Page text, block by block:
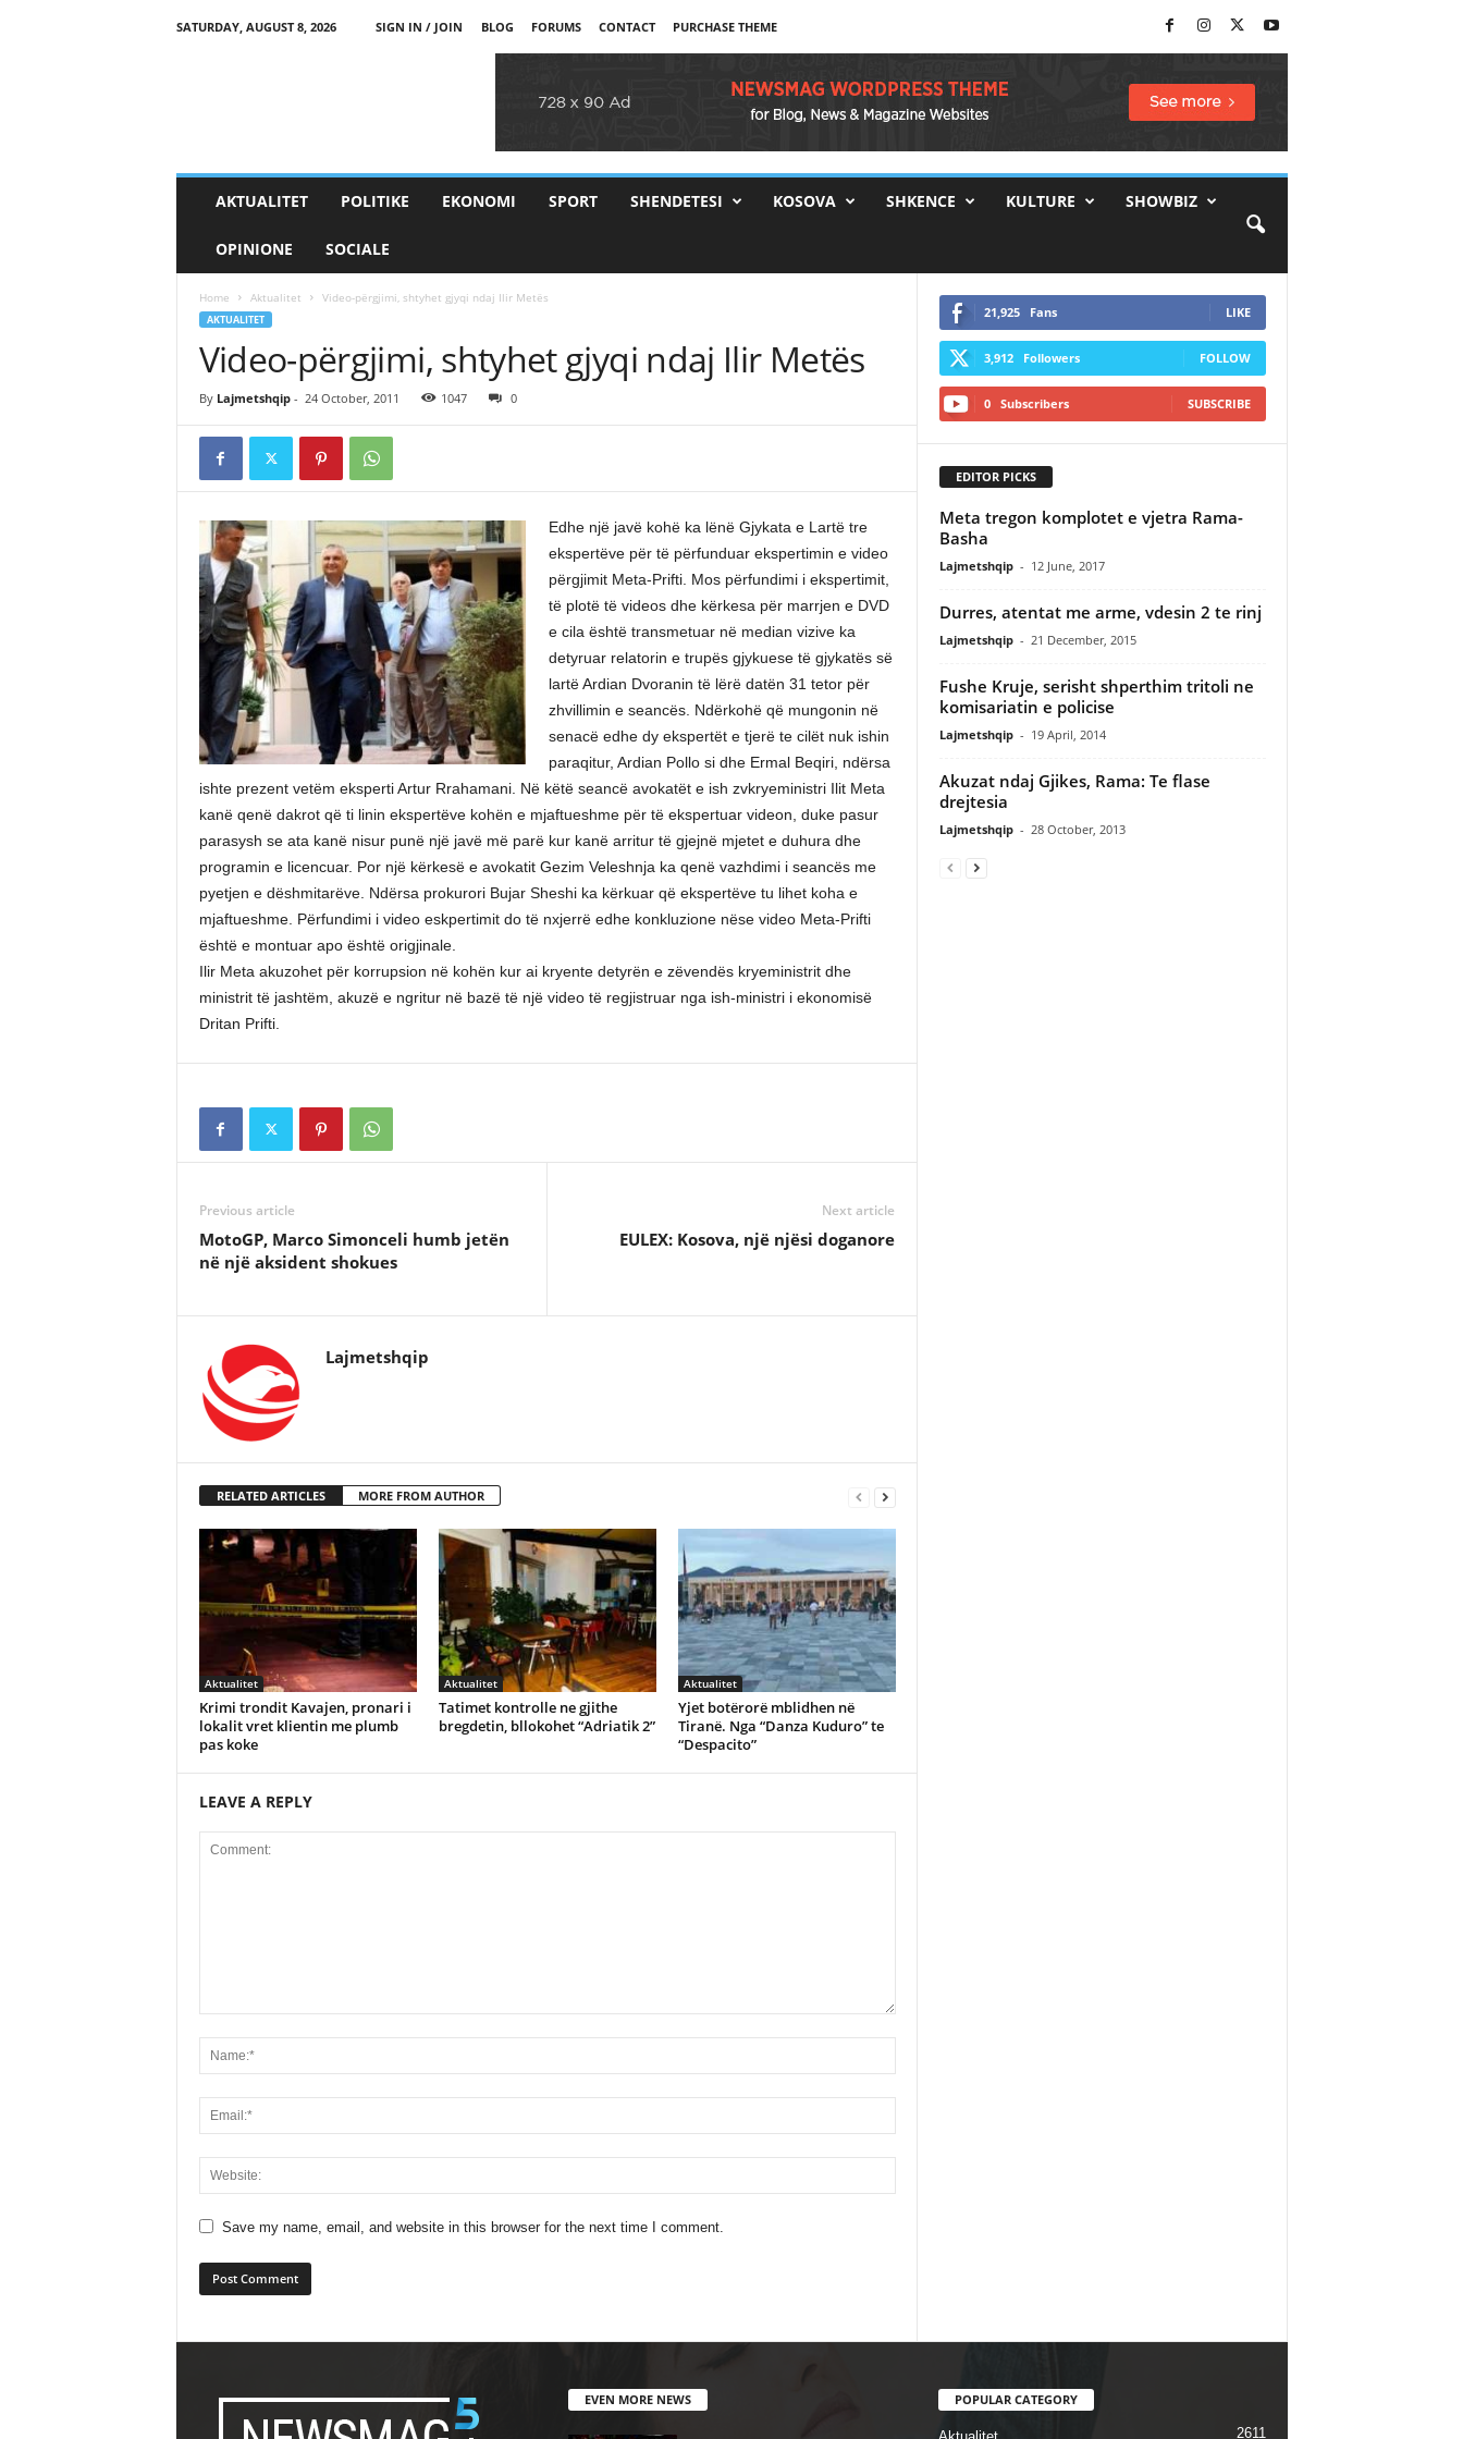
SATURDAY, AUGUST 8, 2026 SIGN IN / JOIN BLOG FORUMS CONTACT PURCHASE THEME
AKTUALITET POLITIKE EKONOMI SPORT SHENDETESI KOSOVA SHKENCE KULTURE SHOWBIZ
OPINIONE SOCIALE
Home Aktualitet Video-përgjimi, shtyhet gjyqi ndaj Ilir Metës
AKTUALITET
Video-përgjimi, shtyhet gjyqi ndaj Ilir Metës
By Lajmetshqip- 24 October, 2011 1047 0
Edhe një javë kohë ka lënë Gjykata e Lartë tre
ekspertëve për të përfunduar ekspertimin e video
përgjimit Meta-Prifti. Mos përfundimi i ekspertimit,
të plotë të videos dhe kërkesa për marrjen e DVD
e cila është transmetuar në median vizive ka
detyruar relatorin e trupës gjykuese të gjykatës së
lartë Ardian Dvoranin të lërë datën 31 tetor për
zhvillimin e seancës. Ndërkohë që mungonin në
senacë edhe dy ekspertët e tjerë te cilët nuk ishin
paraqitur, Ardian Pollo si dhe Ermal Beqiri, ndërsa
ishte prezent vetëm eksperti Artur Rrahamani. Në këtë seancë avokatët e ish zvkryeministri Ilit Meta
kanë qenë dakrot që ti linin ekspertëve kohën e mjaftueshme për të ekspertuar videon, duke pasur
parasysh se ata kanë nisur punë një javë më parë kur kanë arritur të gjejnë mjetet e duhura dhe
programin e licencuar. Por një kërkesë e avokatit Gezim Veleshnja ka qenë vazhdimi i seancës me
pyetjen e dëshmitarëve. Ndërsa prokurori Bujar Sheshi ka kërkuar që ekspertëve tu lihet koha e
mjaftueshme. Përfundimi i video eskpertimit do të nxjerrë edhe konkluzione nëse video Meta-Prifti
është e montuar apo është origjinale.
Ilir Meta akuzohet për korrupsion në kohën kur ai kryente detyrën e zëvendës kryeministrit dhe
ministrit të jashtëm, akuzë e ngritur në bazë të një video të regjistruar nga ish-ministri i ekonomisë
Dritan Prifti.
Previous article
MotoGP, Marco Simonceli humb jetën
në një aksident shokues
Next article
EULEX: Kosova, një njësi doganore
Lajmetshqip
RELATED ARTICLES MORE FROM AUTHOR
Aktualitet
Krimi trondit Kavajen, pronari i
lokalit vret klientin me plumb
pas koke
Aktualitet
Tatimet kontrolle ne gjithe
bregdetin, bllokohet “Adriatik 2”
Aktualitet
Yjet botërorë mblidhen në
Tiranë. Nga “Danza Kuduro” te
“Despacito”
LEAVE A REPLY
Save my name, email, and website in this browser for the next time I comment.
21,925 Fans LIKE
3,912 Followers FOLLOW
0 Subscribers SUBSCRIBE
EDITOR PICKS
Meta tregon komplotet e vjetra Rama-
Basha
Lajmetshqip - 12 June, 2017
Durres, atentat me arme, vdesin 2 te rinj
Lajmetshqip - 21 December, 2015
Fushe Kruje, serisht shperthim tritoli ne
komisariatin e policise
Lajmetshqip - 19 April, 2014
Akuzat ndaj Gjikes, Rama: Te flase
drejtesia
Lajmetshqip - 28 October, 2013
EVEN MORE NEWS POPULAR CATEGORY
2611